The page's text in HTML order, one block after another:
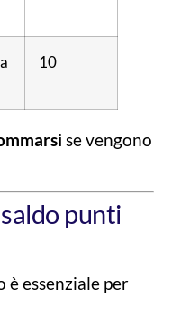
10
se vengono
punti
essenziale per